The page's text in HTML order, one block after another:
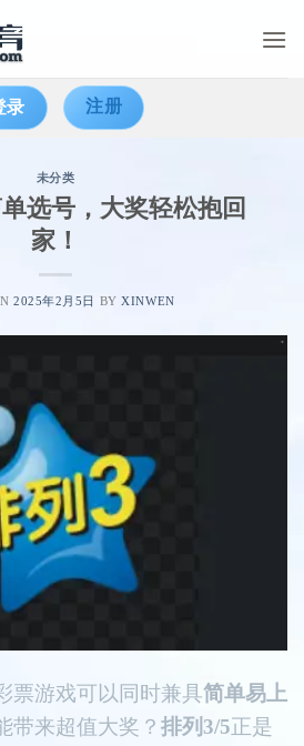
录 注册
未分类
选号，大奖轻松抱回
家！
2025年2月5日 BYXINWEN
票游戏可以同时兼具简单易上
带来超值大奖？ 排列3/5正是